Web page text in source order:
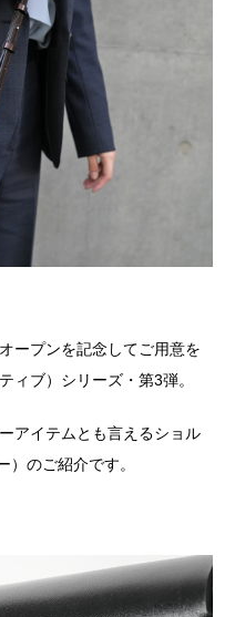
ープンを記念してご用意を
ィブ）シリーズ・第3弾。
アイテムとも言えるショル
）のご紹介です。